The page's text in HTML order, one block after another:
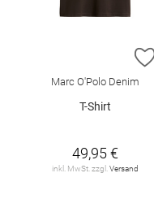
Marc O'Polo Denim
T-Shirt
49,95 €
inkl. MwSt. zzgl. Versand